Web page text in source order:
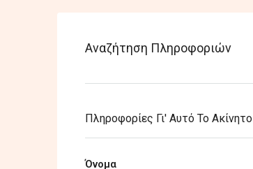
Αναζήτηση Πληροφοριών
Πληροφορίες Γι' Αυτό Το Ακίνητο
Όνομα